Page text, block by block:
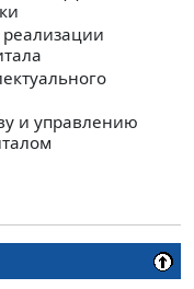
реализации
и управлению